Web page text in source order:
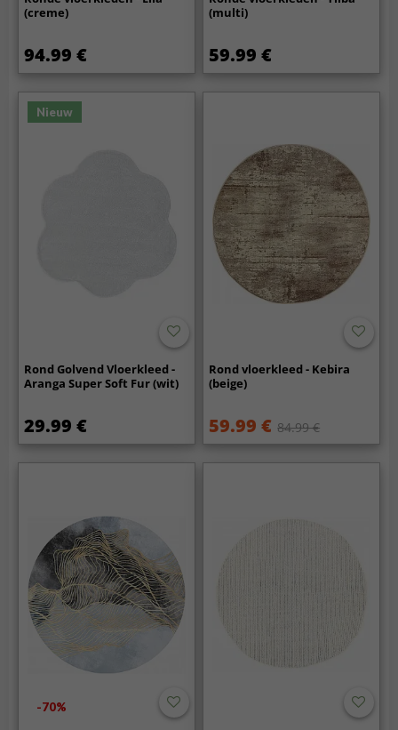
(creme)
94.99 €
(multi)
59.99 €
Nieuw
Rond Golvend Vloerkleed -
Aranga Super Soft Fur (wit)
29.99 €
Rond vloerkleed - Kebira
(beige)
59.99 € 84.99 €
-70%